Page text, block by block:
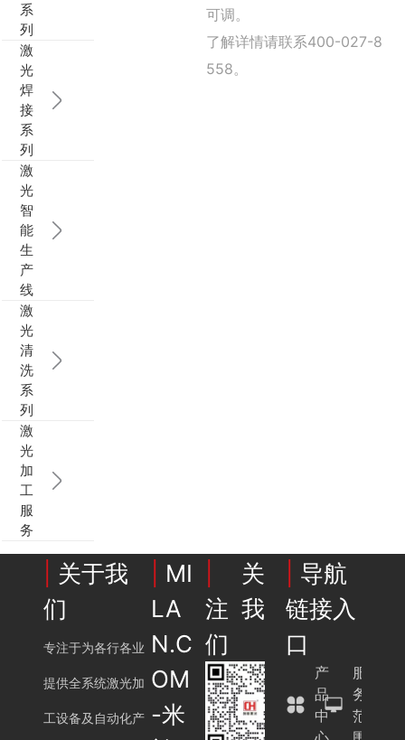
模具制造行业中激光加工设备解决方案
系
列
激
光
焊
接
系
列
激
光
智
能
生
产
线
激
光
清
洗
系
列
激
光
加
工
服
务
可调。
了解详情请联系400-027-8
558。
关于我
们
专注于为各行各业
提供全系统激光加
工设备及自动化产
MI
LA
N.C
OM
-米
关
注我
们
导航
链接入
口
产
品
中
服
务
范